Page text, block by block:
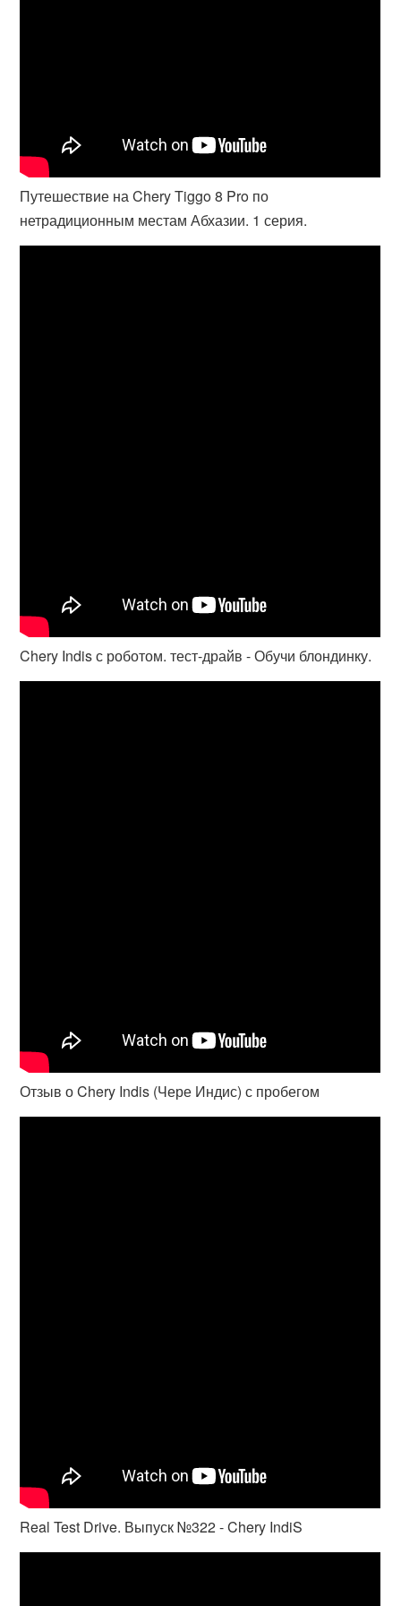
Путешествие на Chery Tiggo 8 Pro по
нетрадиционным местам Абхазии. 1 серия.
Chery Indis с роботом. тест-драйв - Обучи блондинку.
Отзыв о Chery Indis (Чере Индис) с пробегом
Real Test Drive. Выпуск №322 - Chery IndiS